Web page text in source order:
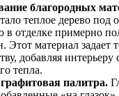
благородных
теплое дерево под
в отделке примерно
Этот материал задает
добавляя интерьеру
тепла.
палитра.